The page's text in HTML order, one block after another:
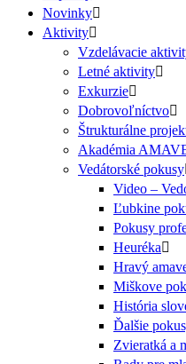
Novinky
Aktivity
Vzdelávacie
Letné aktivity
Exkurzie
Dobrovoľníctvo
Štrukturálne
Akadémia
Vedátorské pokusy
Video –
Ľubkine
Pokusy
Heuréka
Hravý
Miškove
História
Ďalšie
Zvieratká a